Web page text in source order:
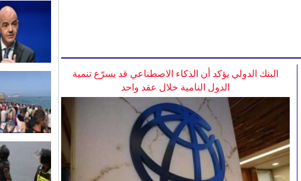
البنك الدولي يؤكد أن الذكاء الاصطناعي قد يسرّع تنمية
الدول النامية خلال عقد واحد